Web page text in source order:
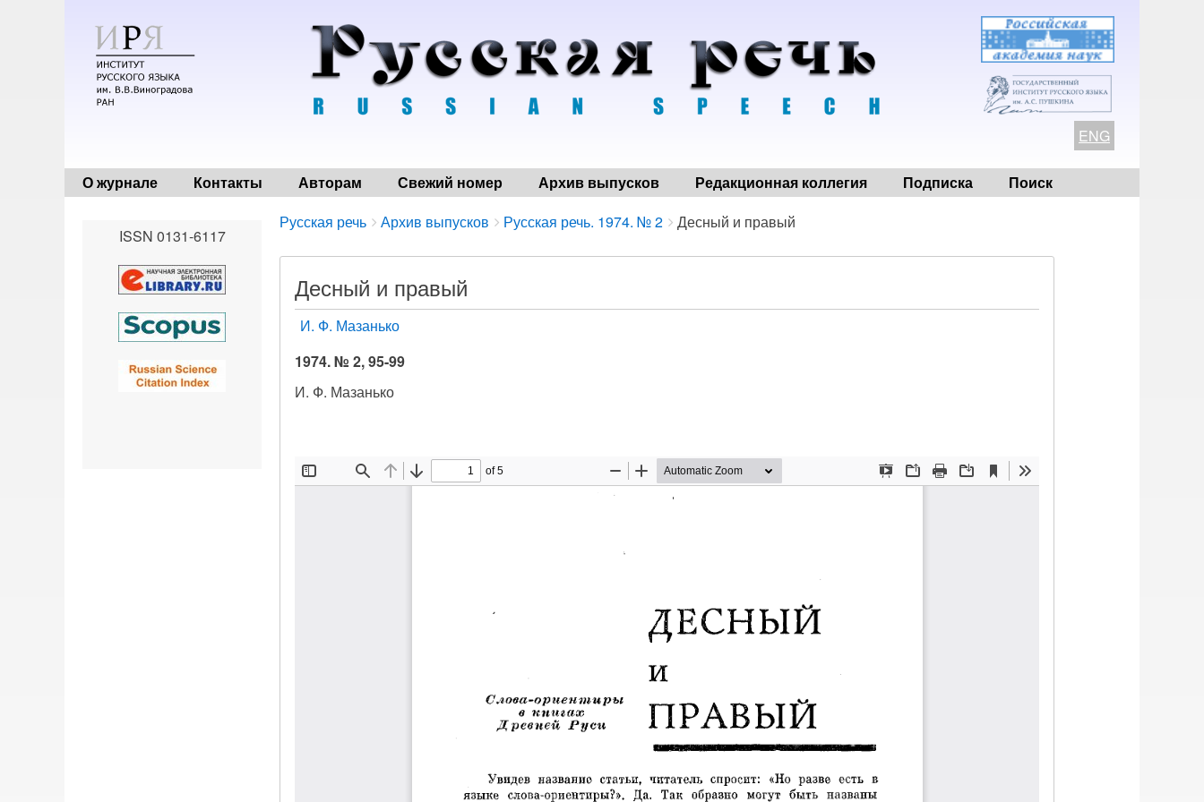
ENG
О журнале Контакты Авторам Свежий номер Архив выпусков Редакционная коллегия Подписка Поиск
Breadcrumbs
You
here:
Русская речь Архив выпусков Русская речь. 1974. № 2 Десный и правый
Десный и правый
И. Ф. Мазанько
1974. № 2, 95-99
И. Ф. Мазанько
ISSN 0131-6117